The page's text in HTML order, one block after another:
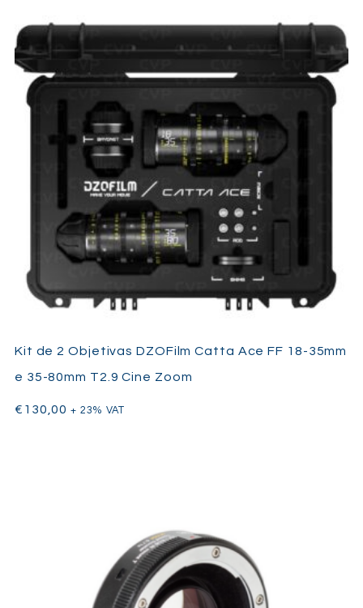
contraste perfeito
AsUltra Primes
cinematógrafos em todo o mundo pela sua fiabilidade e
carácter de imagem — oferecendo ótica nítida e limpa sem
parecer clínica. Perfeitas para publicidade, ficção,
documentários e videoclipes.
Kit de 2 Objetivas DZOFilm Catta Ace FF 18-35mm
e 35-80mm T2.9 Cine Zoom
€ 130,00 + 23% VAT